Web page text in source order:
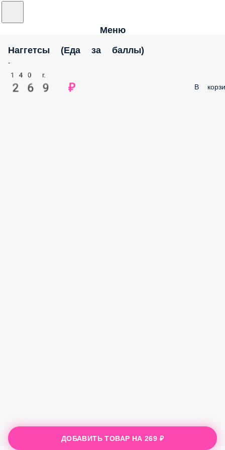
Меню
Наггетсы (Еда за баллы)
-
140 г.
269 ₽ В
ДОБАВИТЬ ТОВАР НА269 ₽